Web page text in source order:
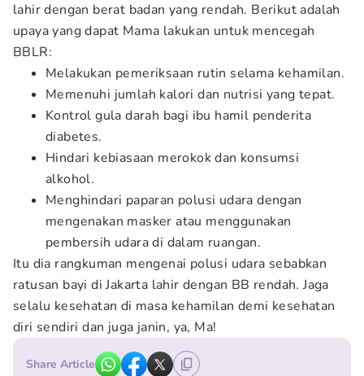
lahir dengan berat badan yang rendah. Berikut adalah
upaya yang dapat Mama lakukan untuk mencegah
BBLR:
Melakukan pemeriksaan rutin selama kehamilan.
Memenuhi jumlah kalori dan nutrisi yang tepat.
Kontrol gula darah bagi ibu hamil penderita
diabetes.
Hindari kebiasaan merokok dan konsumsi
alkohol.
Menghindari paparan polusi udara dengan
mengenakan masker atau menggunakan
pembersih udara di dalam ruangan.
Itu dia rangkuman mengenai polusi udara sebabkan
ratusan bayi di Jakarta lahir dengan BB rendah. Jaga
selalu kesehatan di masa kehamilan demi kesehatan
diri sendiri dan juga janin, ya, Ma!
Share Article